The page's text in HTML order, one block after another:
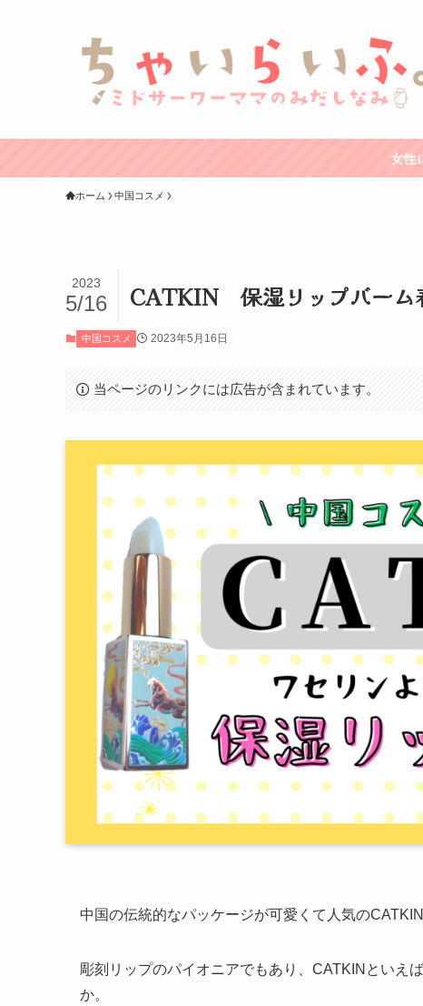
女性
ホーム 中国コスメ
CATKIN 保湿リップバーム
2023
5/16
中国コスメ 2023年5月16日
当ページのリンクには広告が含まれています。
中国の伝統的なパッケージが可愛くて人気のCATKIN
彫刻リップのパイオニアでもあり、CATKINといえ
か。